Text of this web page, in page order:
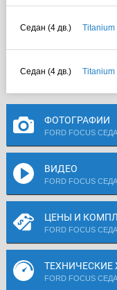
Седан (4 дв.) Titanium
Седан (4 дв.) Titanium
ФОТОГРАФИИ
FORD FOCUS
ВИДЕО
FORD FOCUS
ЦЕНЫ И
FORD FOCUS
ТЕХНИЧЕСКИЕ
FORD FOCUS